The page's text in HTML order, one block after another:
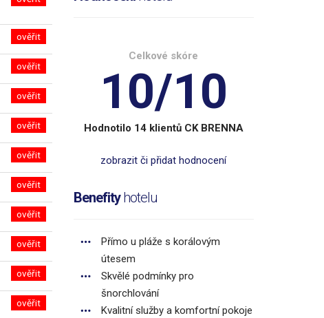
ověřit
ověřit
ověřit
ověřit
ověřit
ověřit
ověřit
ověřit
ověřit
ověřit
Celkové skóre
10/10
Hodnotilo 14 klientů CK BRENNA
zobrazit či přidat hodnocení
Benefityhotelu
Přímo u pláže s korálovým
útesem
Skvělé podmínky pro
šnorchlování
Kvalitní služby a komfortní pokoje